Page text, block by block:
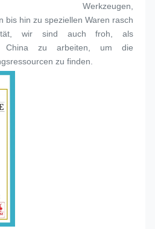
Werkzeugen,
bis hin zu speziellen Waren rasch
wir sind auch froh, als
China zu arbeiten, um die
zu finden.